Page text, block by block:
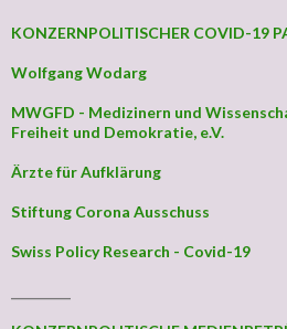
KONZERNPOLITISCHER COVID-19
Wolfgang Wodarg
MWGFD - Medizinern und
Freiheit und Demokratie, e.V.
Ärzte für Aufklärung
Stiftung Corona Ausschuss
Swiss Policy Research - Covid-19